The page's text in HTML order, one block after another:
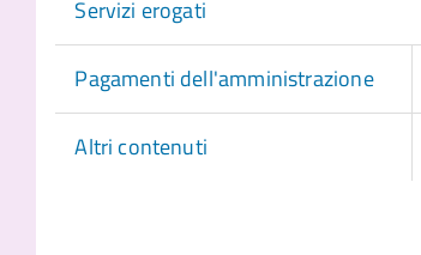
Servizi erogati
Pagamenti dell'amministrazione
Altri contenuti